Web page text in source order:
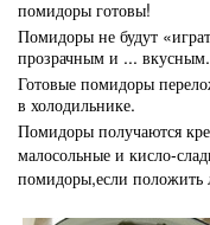
помидоры готовы!
Помидоры не будут
прозрачным и ... вкусным.
Готовые помидоры
в холодильнике.
Помидоры получаются
малосольные и кисло-
помидоры,если